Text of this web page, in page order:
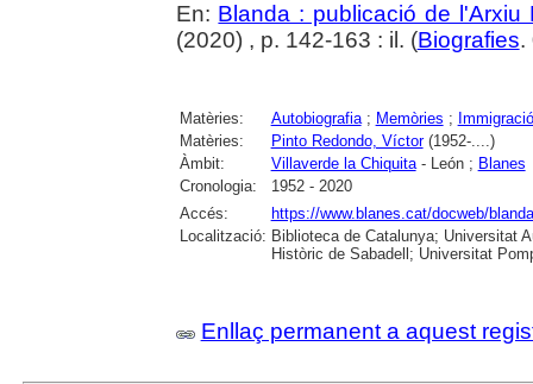
En: Blanda : publicació de l'Arxiu
(2020) , p. 142-163 : il. (Biografies.
Matèries: Autobiografia; Memòries ; Immigració
Matèries:
Pinto Redondo, Víctor(1952-....)
Àmbit:
Villaverde la Chiquita- León ; Blanes
Cronologia:
1952 - 2020
Accés:
https://www.blanes.cat/docweb/
Localització: Biblioteca de Catalunya; Universitat
Històric de Sabadell; Universitat
Enllaç permanent a aquest